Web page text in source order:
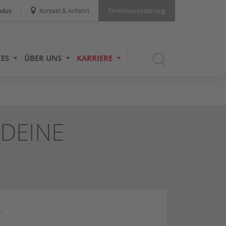
Kontakt & Anfahrt Terminvereinbarung
ÜBER UNS KARRIERE